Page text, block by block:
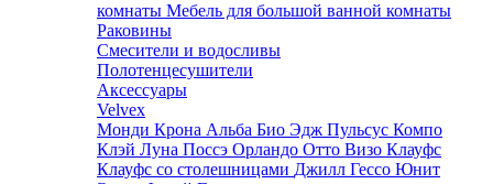
комнаты Мебель для большой ванной комнаты
Раковины
Смесители и водосливы
Полотенцесушители
Аксессуары
Velvex
Монди Крона Альба Био Эдж Пульсус Компо
Клэй Луна Поссэ Орландо Отто Визо Клауфс
Клауфс со столешницами Джилл Гессо Юнит